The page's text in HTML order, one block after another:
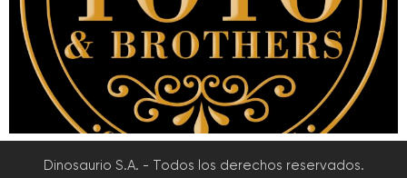
Dinosaurio S.A. - Todos los derechos reservados.